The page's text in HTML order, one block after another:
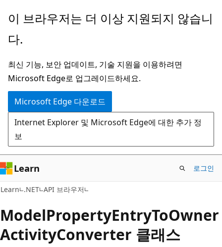
주
콘
츠
로
건
너
뛰
기
페
지
탐
색
으
로
건
너
뛰
기
이 브라우저는 더 이상 지원되지 않습니
다.
최신 기능, 보안 업데이트, 기술 지원을 이용하려면
Microsoft Edge로 업그레이드하세요.
Microsoft Edge 다운로드
Internet Explorer 및 Microsoft Edge에 대한 추가 정
보
Learn 로그인
Learn .NET API 브라우저
ModelPropertyEntryToOwner
ActivityConverter 클래스